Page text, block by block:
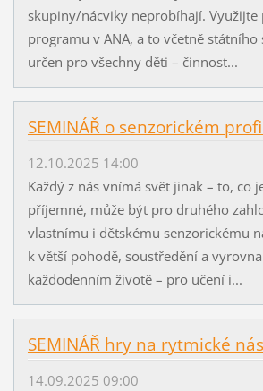
skupiny/nácviky neprobíhají. Využijte
programu v ANA, a to včetně státního
určen pro všechny děti – činnost...
SEMINÁŘ o senzorickém
12.10.2025 14:00
Každý z nás vnímá svět jinak – to, co
příjemné, může být pro druhého
vlastnímu i dětskému senzorickému
k větší pohodě, soustředění a
každodenním životě – pro učení i...
SEMINÁŘ hry na rytmické
14.09.2025 09:00